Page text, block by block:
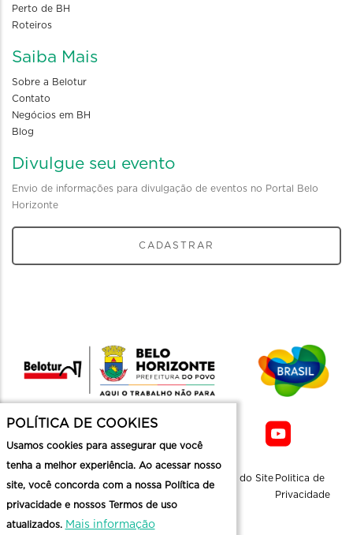
Perto de BH
Roteiros
Saiba Mais
Sobre a Belotur
Contato
Negócios em BH
Blog
Divulgue seu evento
Envio de informações para divulgação de eventos no Portal Belo
Horizonte
CADASTRAR
Mapa do Site Politica de
Privacidade
POLÍTICA DE COOKIES
Usamos cookies para assegurar que você
tenha a melhor experiência. Ao acessar nosso
site, você concorda com a nossa Política de
privacidade e nossos Termos de uso
atualizados. Mais informação